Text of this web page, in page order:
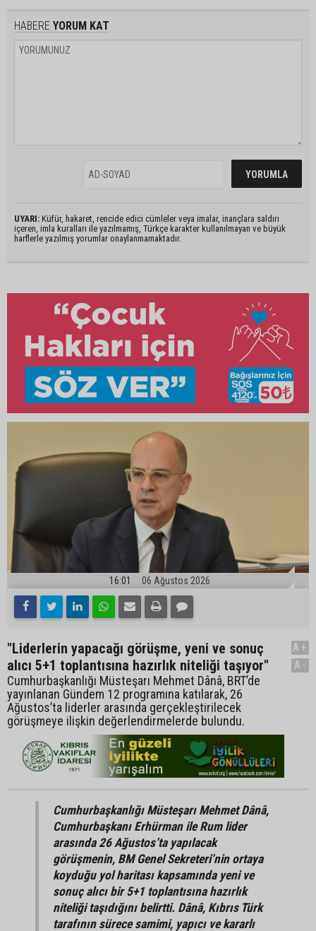
HABERE YORUM KAT
UYARI: Küfür, hakaret, rencide edici cümleler veya imalar, inançlara saldırı
içeren, imla kuralları ile yazılmamış, Türkçe karakter kullanılmayan ve büyük
harflerle yazılmış yorumlar onaylanmamaktadır.
16:01 06 Ağustos 2026
"Liderlerin yapacağı görüşme, yeni ve sonuç
alıcı 5+1 toplantısına hazırlık niteliği taşıyor"
Cumhurbaşkanlığı Müsteşarı Mehmet Dânâ, BRT’de
yayınlanan Gündem 12 programına katılarak, 26
Ağustos’ta liderler arasında gerçekleştirilecek
görüşmeye ilişkin değerlendirmelerde bulundu.
A+
A-
Cumhurbaşkanlığı Müsteşarı Mehmet Dânâ,
Cumhurbaşkanı Erhürman ile Rum lider
arasında 26 Ağustos’ta yapılacak
görüşmenin, BM Genel Sekreteri’nin ortaya
koyduğu yol haritası kapsamında yeni ve
sonuç alıcı bir 5+1 toplantısına hazırlık
niteliği taşıdığını belirtti. Dânâ, Kıbrıs Türk
tarafının sürece samimi, yapıcı ve kararlı